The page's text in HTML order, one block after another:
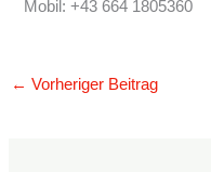
Mobil: +43 664 1805360
← Vorheriger Beitrag